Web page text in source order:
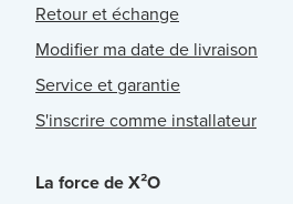
Retour et échange
Modifier ma date de livraison
Service et garantie
S'inscrire comme installateur
La force de X²O